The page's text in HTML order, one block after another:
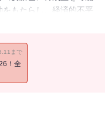
もたらし、経済的不平
学によって女性たちは
つだが解放され、自由
少し遅れて公衆衛生と
らも女性を解放した。
幾つかの現象は、女性
まで
！全